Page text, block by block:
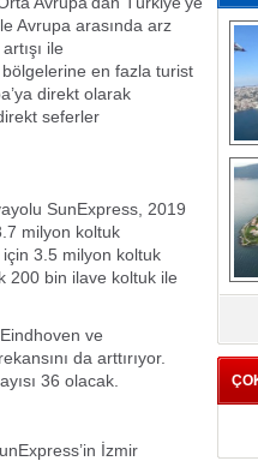
Avrupa arasında arz
ile
en fazla turist
direkt olarak
seferler
SunExpress, 2019
milyon koltuk
için 3.5 milyon koltuk
200 bin ilave koltuk ile
ve
da arttırıyor.
36 olacak.
İzmir